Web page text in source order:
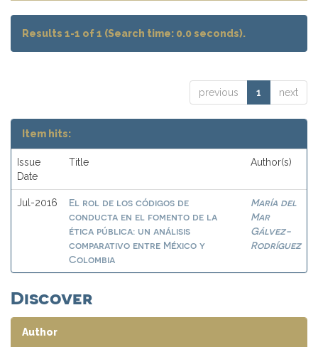
Results 1-1 of 1 (Search time: 0.0 seconds).
previous 1 next
Item hits:
Issue
Date
Title Author(s)
Jul-2016
El rol de los códigos de
conducta en el fomento de la
ética pública: un análisis
comparativo entre México y
Colombia
María del
Mar
Gálvez-
Rodríguez
Discover
Author